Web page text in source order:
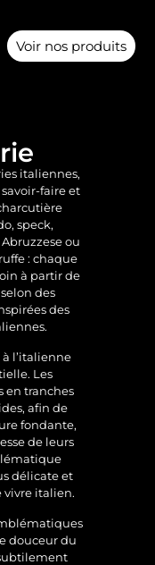
Voir nos produits
italiennes,
faire et
speck,
ou
: chaque
à partir de
des
des
à l’italienne
Les
en tranches
afin de
fondante,
de leurs
délicate et
vivre italien.
douceur du